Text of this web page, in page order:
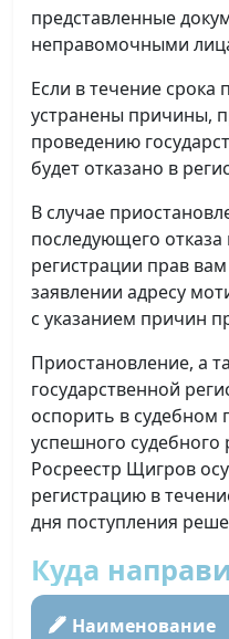
представленные
неправомочными
Если в течение срока
устранены причины,
проведению
будет отказано в
В случае
последующего отказа
регистрации прав
заявлении адресу
с указанием причин
Приостановление, а
государственной
оспорить в судебном
успешного судебного
Росреестр Щигров
регистрацию в
дня поступления
Куда
Наименование